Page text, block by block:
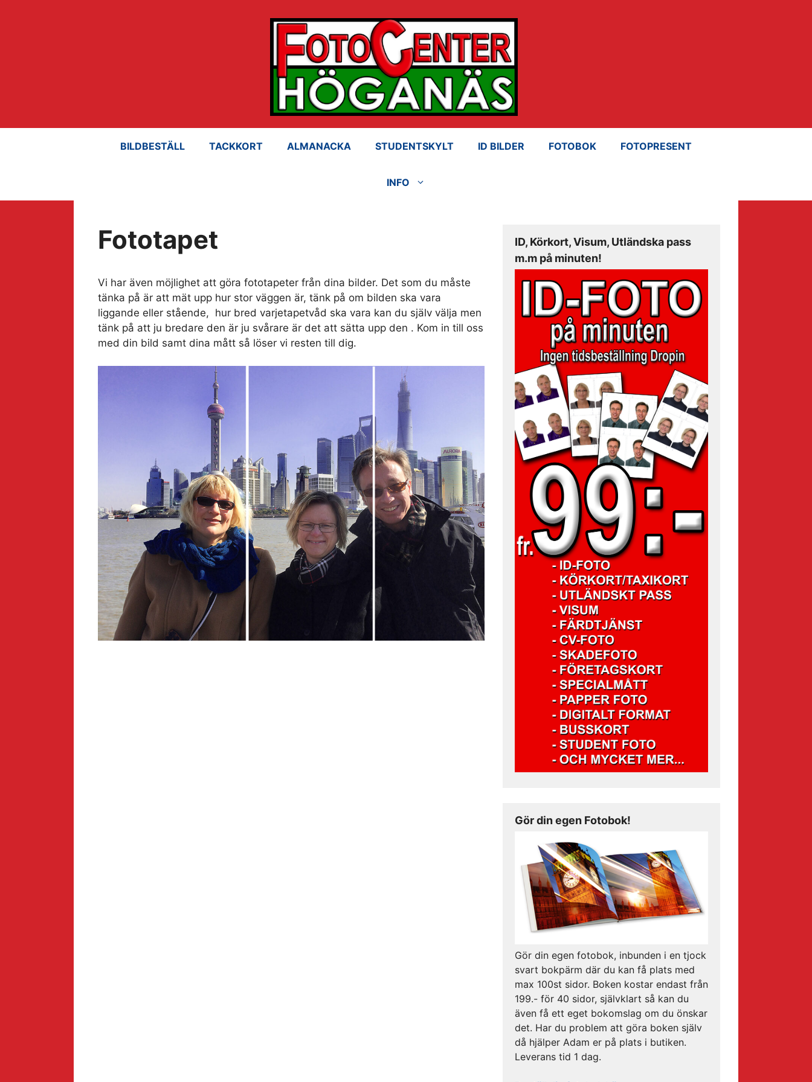
BILDBESTÄLL TACKKORT ALMANACKA STUDENTSKYLT ID BILDER FOTOBOK FOTOPRESENT
INFO
Fototapet
Vi har även möjlighet att göra fototapeter från dina bilder. Det som du måste
tänka på är att mät upp hur stor väggen är, tänk på om bilden ska vara
liggande eller stående, hur bred varjetapetvåd ska vara kan du själv välja men
tänk på att ju bredare den är ju svårare är det att sätta upp den . Kom in till oss
med din bild samt dina mått så löser vi resten till dig.
ID, Körkort, Visum, Utländska pass
m.m på minuten!
Gör din egen Fotobok!
Gör din egen fotobok, inbunden i en tjock
svart bokpärm där du kan få plats med
max 100st sidor. Boken kostar endast från
199.- för 40 sidor, självklart så kan du
även få ett eget bokomslag om du önskar
det. Har du problem att göra boken själv
då hjälper Adam er på plats i butiken.
Leverans tid 1 dag.